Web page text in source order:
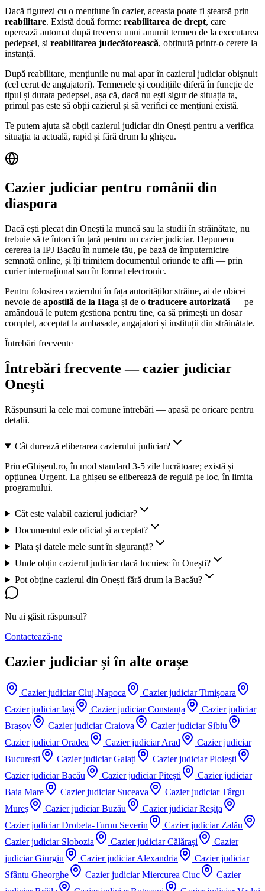
Dacă figurezi cu o mențiune în cazier, aceasta poate fi ștearsă prin
reabilitare. Există două forme: reabilitarea de drept, care
operează automat după trecerea unui anumit termen de la executarea
pedepsei, și reabilitarea judecătorească, obținută printr-o cerere la
instanță.
După reabilitare, mențiunile nu mai apar în cazierul judiciar obișnuit
(cel cerut de angajatori). Termenele și condițiile diferă în funcție de
tipul și durata pedepsei, așa că, dacă nu ești sigur de situația ta,
primul pas este să obții cazierul și să verifici ce mențiuni există.
Te putem ajuta să obții cazierul judiciar din Onești pentru a verifica
situația ta actuală, rapid și fără drum la ghișeu.
Cazier judiciar pentru românii din
diaspora
Dacă ești plecat din Onești la muncă sau la studii în străinătate, nu
trebuie să te întorci în țară pentru un cazier judiciar. Depunem
cererea la IPJ Bacău în numele tău, pe bază de împuternicire
semnată online, și îți trimitem documentul oriunde te afli — prin
curier internațional sau în format electronic.
Pentru folosirea cazierului în fața autorităților străine, ai de obicei
nevoie de apostilă de la Haga și de o traducere autorizată — pe
amândouă le putem gestiona pentru tine, ca să primești un dosar
complet, acceptat la ambasade, angajatori și instituții din străinătate.
Întrebări frecvente
Întrebări frecvente — cazier judiciar
Onești
Răspunsuri la cele mai comune întrebări — apasă pe oricare pentru
detalii.
Cât durează eliberarea cazierului judiciar?
Prin eGhișeul.ro, în mod standard 3-5 zile lucrătoare; există și
opțiunea Urgent. La ghișeu se eliberează de regulă pe loc, în limita
programului.
Cât este valabil cazierul judiciar?
Documentul este oficial și acceptat?
Plata și datele mele sunt în siguranță?
Unde obțin cazierul judiciar dacă locuiesc în Onești?
Pot obține cazierul din Onești fără drum la Bacău?
Nu ai găsit răspunsul?
Contactează-ne
Cazier judiciar și în alte orașe
Cazier judiciarCluj-Napoca Cazier judiciarTimișoara
Cazier judiciarIași Cazier judiciarConstanța
Cazier judiciar
Brașov
Cazier judiciarCraiova Cazier judiciar Sibiu
Cazier judiciarOradea Cazier judiciarArad
Cazier judiciar
București
Cazier judiciarGalați Cazier judiciarPloiești
Cazier judiciarBacău Cazier judiciarPitești
Cazier judiciar
Baia Mare
Cazier judiciar Suceava Cazier judiciarTârgu
Mureș
Cazier judiciarBuzău Cazier judiciarReșița
Cazier judiciarDrobeta-Turnu Severin Cazier judiciar Zalău
Cazier judiciar Slobozia Cazier judiciarCălărași
Cazier
judiciarGiurgiu Cazier judiciarAlexandria
Cazier judiciar
Sfântu Gheorghe
Cazier judiciarMiercurea Ciuc
Cazier